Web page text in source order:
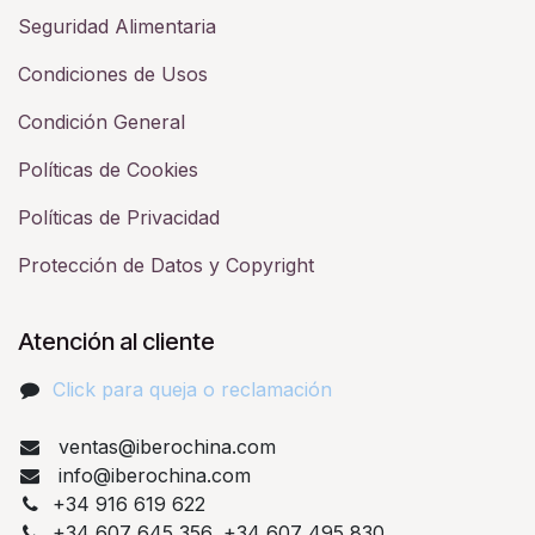
Seguridad Alimentaria
Condiciones de Usos
Condición General
Políticas de Cookies
Políticas de Privacidad
Protección de Datos y Copyright
Atención al cliente
Click para queja o reclamación​
ventas@iberochina.com
info@iberochina.com
+34 916 619 622